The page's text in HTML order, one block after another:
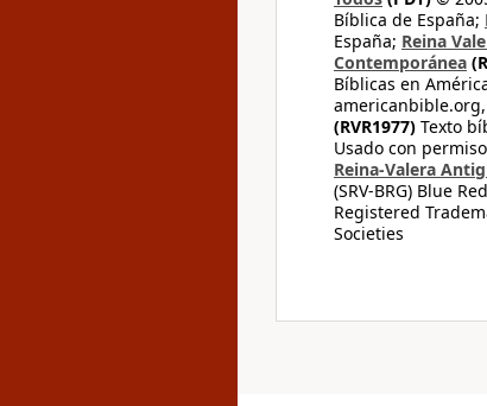
Bíblica de España;
España; Reina
Contemporánea
Bíblicas en
(RVR1977) Texto
Usado con
Reina-Valera
(SRV-BRG) Blue
Registered
Societies